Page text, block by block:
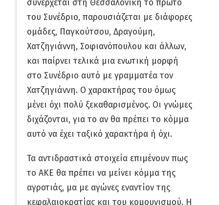
συνέρχεται στη Θεσσαλονίκη το πρώτο
του Συνέδριο, παρουσιάζεται με διάφορες
ομάδες, Παγκούτσου, Δραγούμη,
Χατζηγιάννη, Σοφιανόπουλου και άλλων,
και παίρνει τελικά μια ενωτική μορφή
στο Συνέδριο αυτό με γραμματέα τον
Χατζηγιάννη. Ο χαρακτήρας του όμως
μένει όχι πολύ ξεκαθαρισμένος. Οι γνώμες
διχάζονται, για το αν θα πρέπει το κόμμα
αυτό να έχει ταξικό χαρακτήρα ή όχι.
Τα αντιδραστικά στοιχεία επιμένουν πως
το ΑΚΕ θα πρέπει να μείνει κόμμα της
αγροτιάς, μα με αγώνες εναντίον της
κεφαλαιοκρατίας και του κομουνισμού. Η